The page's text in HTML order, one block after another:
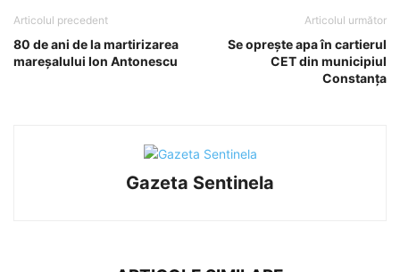
Articolul precedent
80 de ani de la martirizarea
mareșalului Ion Antonescu
Articolul următor
Se oprește apa în cartierul
CET din municipiul
Constanța
Gazeta Sentinela